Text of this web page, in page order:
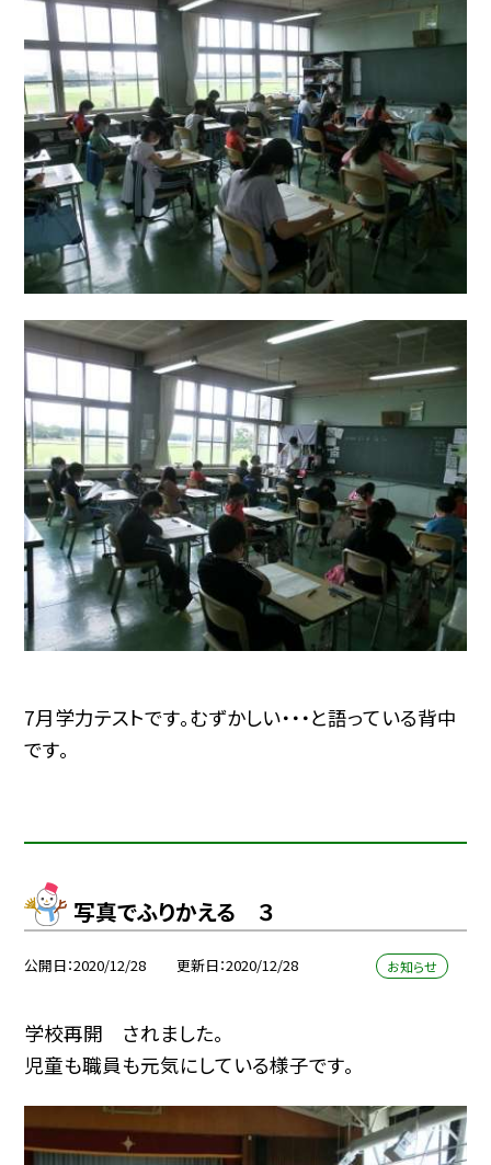
7月学力テストです。むずかしい・・・と語っている背中
です。
写真でふりかえる ３
公開日 2020/12/28 更新日 2020/12/28 お知らせ
学校再開 されました。
児童も職員も元気にしている様子です。